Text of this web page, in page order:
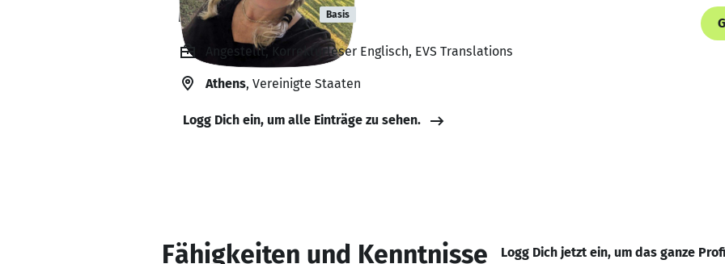
Monica Munn Basis
Angestellt, Korrekturleser Englisch, EVS Translations
Athens, Vereinigte Staaten
Logg Dich ein, um alle Einträge zu sehen.
Fähigkeiten und Kenntnisse Logg Dich jetzt ein, um das ganze